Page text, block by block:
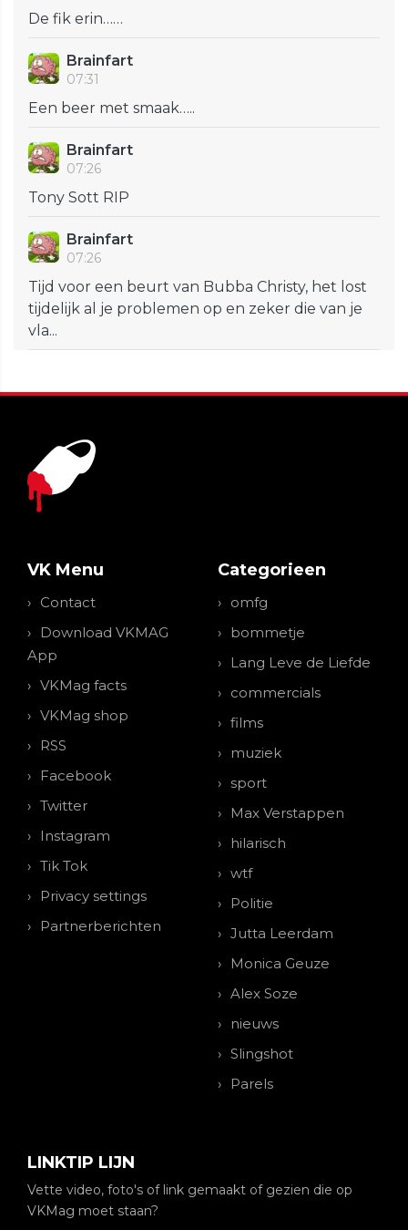
De fik erin……
Brainfart
07:31
Een beer met smaak…..
Brainfart
07:26
Tony Sott RIP
Brainfart
07:26
Tijd voor een beurt van Bubba Christy, het lost
tijdelijk al je problemen op en zeker die van je
vla...
VK Menu
Contact
Download VKMAG
App
VKMag facts
VKMag shop
RSS
Facebook
Twitter
Instagram
Tik Tok
Privacy settings
Partnerberichten
Categorieen
omfg
bommetje
Lang Leve de Liefde
commercials
films
muziek
sport
Max Verstappen
hilarisch
wtf
Politie
Jutta Leerdam
Monica Geuze
Alex Soze
nieuws
Slingshot
Parels
LINKTIP LIJN
Vette video, foto's of link gemaakt of gezien die op
VKMag moet staan?